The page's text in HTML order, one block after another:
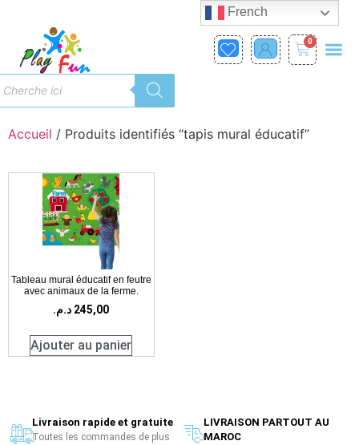
0
Accueil / Produits identifiés “tapis mural éducatif”
Tableau mural éducatif en feutre
avec animaux de la ferme.
245,00 د.م.
Ajouter au panier
Livraison rapide et gratuite
Toutes les commandes de plus
LIVRAISON PARTOUT AU
MAROC
French